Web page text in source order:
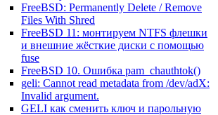
FreeBSD: Permanently Delete / Remove
Files With Shred
FreeBSD 11: монтируем NTFS флешки
и внешние жёсткие диски с помощью
fuse
FreeBSD 10. Ошибка pam_chauthtok()
geli: Cannot read metadata from /dev/adX:
Invalid argument.
GELI как сменить ключ и парольную